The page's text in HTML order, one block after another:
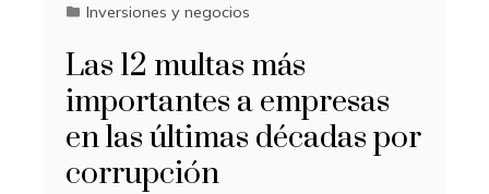
Inversiones y negocios
Las 12 multas más
importantes a empresas
en las últimas décadas por
corrupción